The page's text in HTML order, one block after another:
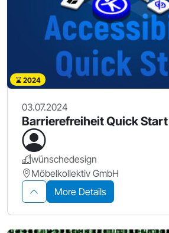
2024
03.07.2024
Barrierefreiheit Quick Start
wünschedesign
Möbelkollektiv GmbH
More Details